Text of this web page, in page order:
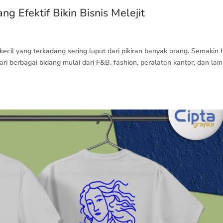
Efektif Bikin Bisnis Melejit
yang terkadang sering luput dari pikiran banyak orang. Semakin
berbagai bidang mulai dari F&B, fashion, peralatan kantor, dan